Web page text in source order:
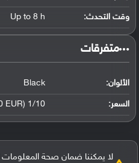
وقت التحدث: Up to 8 h
‏متفرقات‏
الألوان: Black
السعر: 1/10 (About 50 EUR)
لا يمكننا ضمان صحة